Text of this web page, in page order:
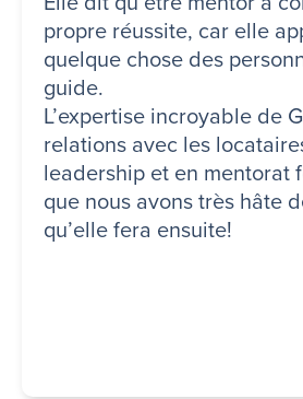
propre réussite, car elle
quelque chose des
guide.
L’expertise incroyable de
relations avec les
leadership et en mentorat
que nous avons très hâte
qu’elle fera ensuite!